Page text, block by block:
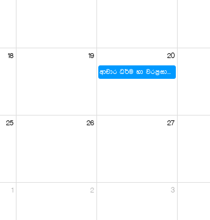
18 19 20
ආචාර ධර්ම හා වරප්‍රසාද පිළිබඳ කාරක සභාව
25 26 27
1 2 3